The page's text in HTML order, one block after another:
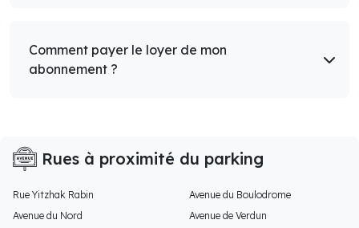
Comment payer le loyer de mon
abonnement ?
Rues à proximité du parking
Rue Yitzhak Rabin
Avenue du Boulodrome
Avenue du Nord
Avenue de Verdun